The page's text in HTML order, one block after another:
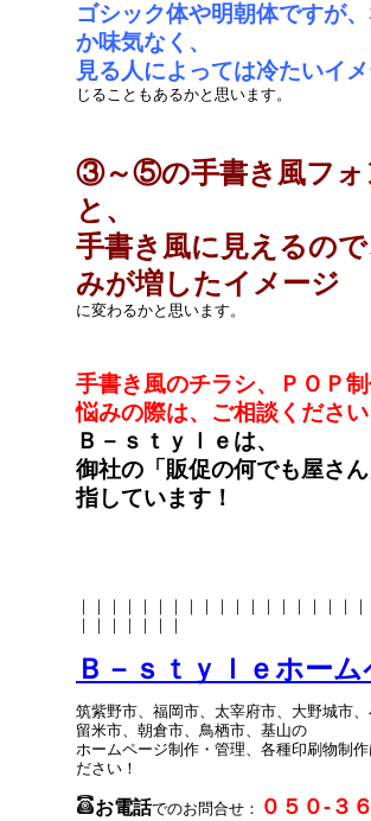
ゴシック体や明朝体ですが
か味気なく、
見る人によっては冷たいイ
じることもあるかと思います。
③～⑤の手書き風フォ
と、
手書き風に見えるの
みが増したイメージ
に変わるかと思います。
手書き風のチラシ、ＰＯＰ
悩みの際は、ご相談ください
Ｂ－ｓｔｙｌｅは、
御社の「販促の何でも屋さん
指しています！
｜｜｜｜｜｜｜｜｜｜｜｜｜｜｜｜｜｜｜
｜｜｜｜｜｜｜
Ｂ－ｓｔｙｌｅホー
筑紫野市、福岡市、太宰府市、大野城市
留米市、朝倉市、鳥栖市、基山の
ホームページ制作・管理、各種印刷物制作
ださい！
お電話でのお問合せ： ０５０-３